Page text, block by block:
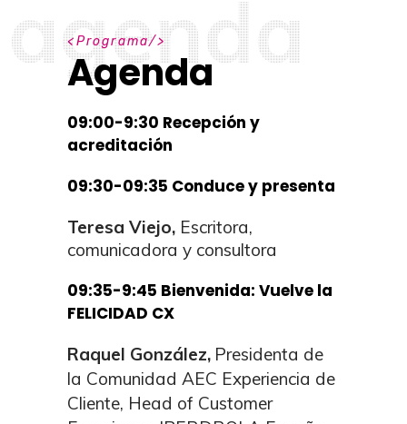
agenda
Programa
Agenda
09:00-9:30 Recepción y
acreditación
09:30-09:35 Conduce y presenta
Teresa Viejo, Escritora,
comunicadora y consultora
09:35-9:45 Bienvenida: Vuelve la
FELICIDAD CX
Raquel González, Presidenta de
la Comunidad AEC Experiencia de
Cliente, Head of Customer